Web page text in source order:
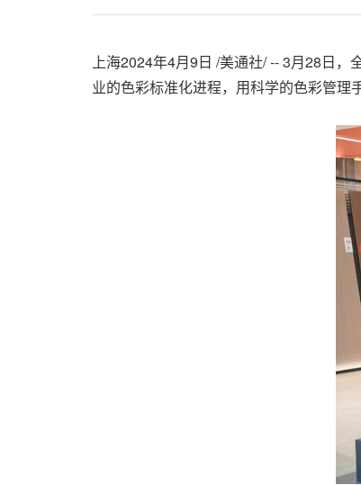
上海2024年4月9日 /美通社/ -- 3月28日，
业的色彩标准化进程，用科学的色彩管理